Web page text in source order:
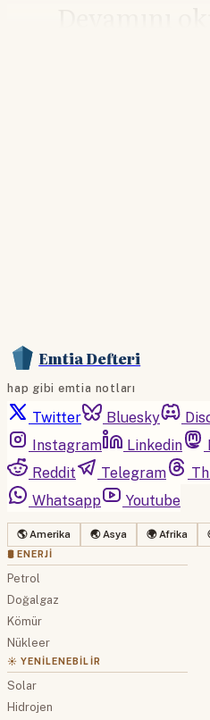
Devamını
Emtia Defteri
hap gibi emtia notları
Twitter Bluesky
Instagram
Linkedin
Reddit
Telegram
Whatsapp
Youtube
🌎 Amerika 🌏 Asya 🌍 Afrika
🛢 ENERJI
Petrol
Doğalgaz
Kömür
Nükleer
☀️ YENILENEBILIR
Solar
Hidrojen